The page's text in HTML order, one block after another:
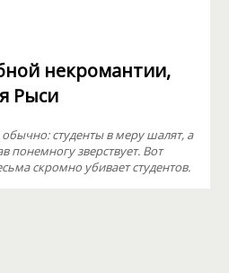
некромантии,
Рыси
студенты в меру шалят, а
понемногу зверствует. Вот
скромно убивает студентов.